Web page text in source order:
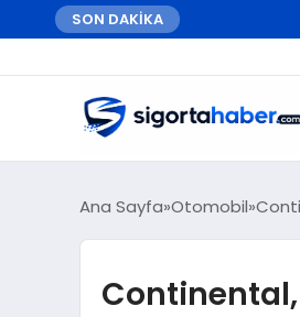
SON DAKİKA
Ana Sayfa Otomobil